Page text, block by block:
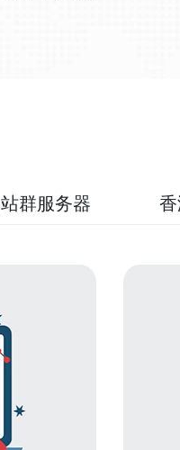
群服务器